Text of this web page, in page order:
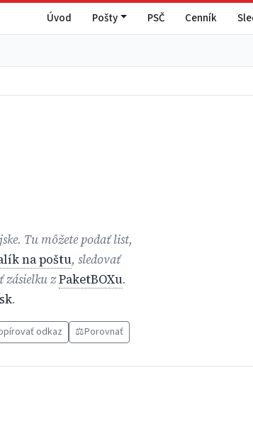
Úvod Pošty PSČ Cenník
Tu môžete podať list,
na poštu, sledovať
zásielku zPaketBOXu.
.
odkaz ⚖️Porovnať